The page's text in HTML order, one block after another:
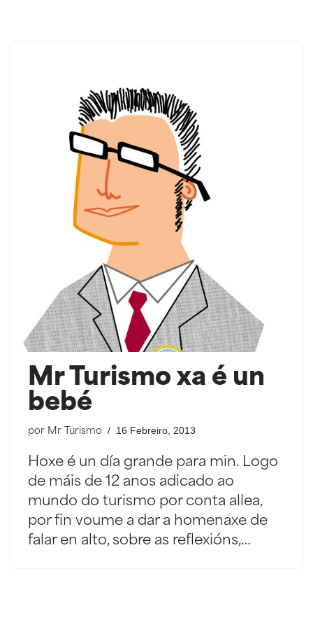
Mr Turismo xa é un
bebé
por Mr Turismo 16 Febreiro, 2013
Hoxe é un día grande para min. Logo
de máis de 12 anos adicado ao
mundo do turismo por conta allea,
por fin voume a dar a homenaxe de
falar en alto, sobre as reflexións,…